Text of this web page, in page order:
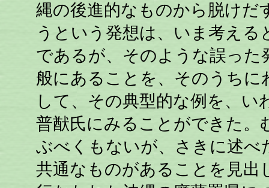
縄の後進的なものから脱けだ
うという発想は、いま考え
であるが、そのような誤っ
般にあることを、そのうち
して、その典型的な例を、い
普猷氏にみることができた。
ぶべくもないが、さきに述べ
共通なものがあることを見出